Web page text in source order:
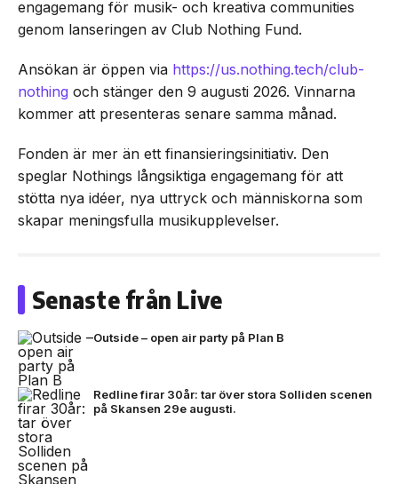
engagemang för musik- och kreativa communities
genom lanseringen av Club Nothing Fund.
Ansökan är öppen via https://us.nothing.tech/club-
nothing och stänger den 9 augusti 2026. Vinnarna
kommer att presenteras senare samma månad.
Fonden är mer än ett finansieringsinitiativ. Den
speglar Nothings långsiktiga engagemang för att
stötta nya idéer, nya uttryck och människorna som
skapar meningsfulla musikupplevelser.
Senaste från Live
Outside – open air party på Plan B
Redline firar 30år: tar över stora Solliden scenen
på Skansen 29e augusti.